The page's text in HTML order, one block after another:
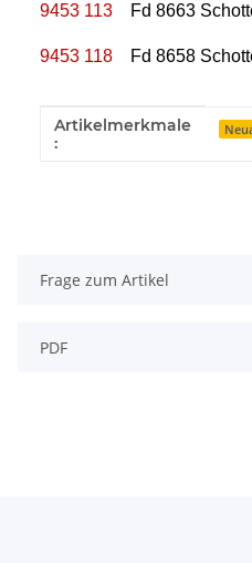
9453 113 Fd 8663
9453 118 Fd 8658
Produkteigenschaft
Wert
Artikelmerkmale
:
Frage zum Artikel
PDF